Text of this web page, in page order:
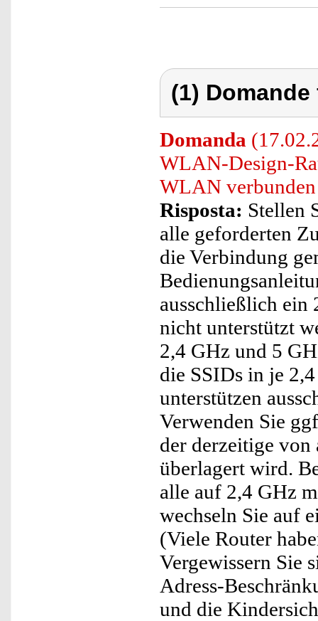
(1)
Domanda
WLAN-Design-
WLAN
Risposta: Stellen
alle geforderten
die Verbindung
ausschließlich ein
nicht unterstützt
2,4 GHz und 5
die SSIDs in je
unterstützen
Verwenden Sie
der derzeitige
überlagert wird.
alle auf 2,4 GHz
wechseln Sie auf
(Viele Router
Vergewissern Sie
Adress-
und die